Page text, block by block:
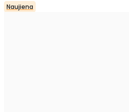
Naujiena